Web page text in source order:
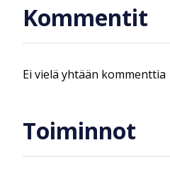
Kommentit
Ei vielä yhtään kommenttia
Toiminnot